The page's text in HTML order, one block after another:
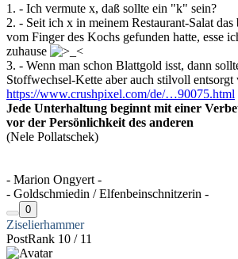
1. - Ich vermute x, daß sollte ein "k" sein?
2. - Seit ich x in meinem Restaurant-Salat das
vom Finger des Kochs gefunden hatte, esse
zuhause
3. - Wenn man schon Blattgold isst, dann
Stoffwechsel-Kette aber auch stilvoll entsorgt
https://www.crushpixel.com/de/…90075.html
Jede Unterhaltung beginnt mit einer
vor der Persönlichkeit des anderen
(Nele Pollatschek)
- Marion Ongyert -
- Goldschmiedin / Elfenbeinschnitzerin -
0
Ziselierhammer
PostRank 10 / 11